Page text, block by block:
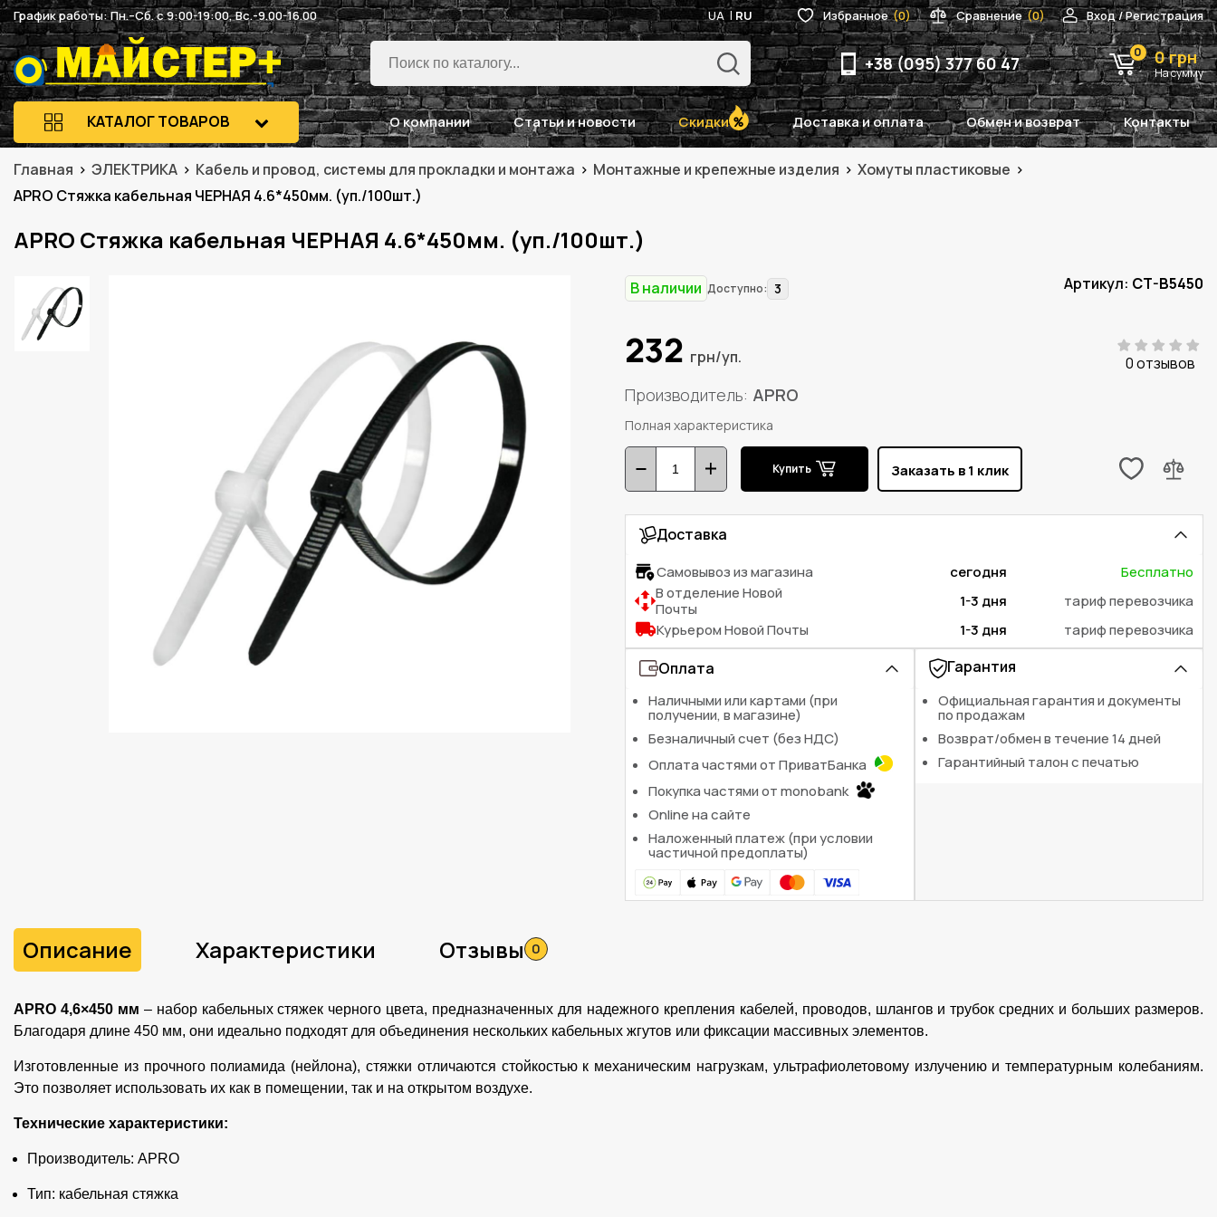
График работы: Пн.–Сб. с 9:00-19:00, Вс.-9.00-16.00 UA RU Избранное (0) Сравнение (0) Вход / Регистрация
+38 (095) 377 60 47
0 0 грн
На сумму
КАТАЛОГ ТОВАРОВ О компании Статьи и новости Скидки Доставка и оплата Обмен и возврат Контакты
Главная ЭЛЕКТРИКА Кабель и провод, системы для прокладки и монтажа Монтажные и крепежные изделия
Хомуты пластиковые
APRO Стяжка кабельная ЧЕРНАЯ 4.6*450мм. (уп./100шт.)
APRO Стяжка кабельная ЧЕРНАЯ 4.6*450мм. (уп./100шт.)
В наличии Доступно: 3 Артикул: CT-B5450
232 грн/уп. 0 отзывов
Производитель APRO
Полная характеристика
Купить Заказать в 1 клик
Доставка
Самовывоз из магазина сегодня
Бесплатно
В отделение Новой
Почты
1-3 дня
тариф перевозчика
Курьером Новой Почты
1-3 дня тариф перевозчика
Оплата
Наличными или картами (при
получении, в магазине)
Безналичный счет (без НДС)
Оплата частями от ПриватБанка
Покупка частями от monobank
Online на сайте
Наложенный платеж (при условии
частичной предоплаты)
Гарантия
Официальная гарантия и документы
по продажам
Возврат/обмен в течение 14 дней
Гарантийный талон с печатью
Описание Характеристики Отзывы 0
APRO 4,6×450 мм – набор кабельных стяжек черного цвета, предназначенных для надежного крепления кабелей, проводов, шлангов и трубок средних и больших размеров.
Благодаря длине 450 мм, они идеально подходят для объединения нескольких кабельных жгутов или фиксации массивных элементов.
Изготовленные из прочного полиамида (нейлона), стяжки отличаются стойкостью к механическим нагрузкам, ультрафиолетовому излучению и температурным колебаниям.
Это позволяет использовать их как в помещении, так и на открытом воздухе.
Технические характеристики:
Производитель: APRO
Тип: кабельная стяжка